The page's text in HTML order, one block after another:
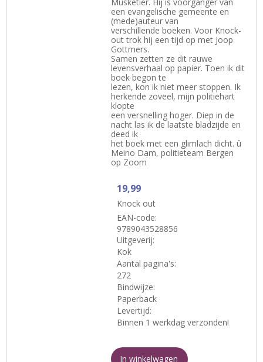
Musketier. Hij is voorganger van
een evangelische gemeente en
(mede)auteur van
verschillende boeken. Voor Knock-
out trok hij een tijd op met Joop
Gottmers.
Samen zetten ze dit rauwe
levensverhaal op papier. Toen ik dit
boek begon te
lezen, kon ik niet meer stoppen. Ik
herkende zoveel, mijn politiehart
klopte
een versnelling hoger. Diep in de
nacht las ik de laatste bladzijde en
deed ik
het boek met een glimlach dicht. û
Meino Dam, politieteam Bergen
op Zoom
19,99
Knock out
EAN-code:
9789043528856
Uitgeverij:
Kok
Aantal pagina's:
272
Bindwijze:
Paperback
Levertijd:
Binnen 1 werkdag verzonden!
In winkelwagen